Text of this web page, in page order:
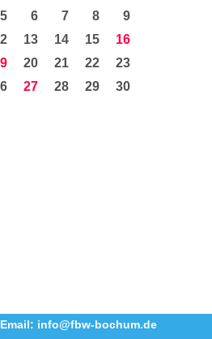
5 6 7 8
9
13 14 15
16
20 21 22
23
27 28 29
30
Email: info@fbw-bochum.de